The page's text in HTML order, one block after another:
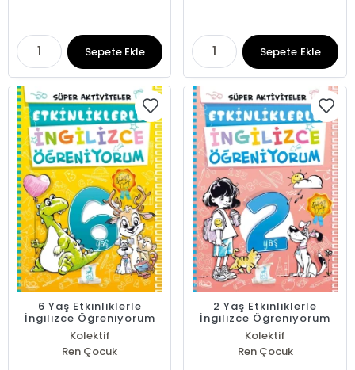
Sepete Ekle Sepete Ekle
6 Yaş Etkinliklerle
İngilizce Öğreniyorum
Kolektif
Ren Çocuk
2 Yaş Etkinliklerle
İngilizce Öğreniyorum
Kolektif
Ren Çocuk